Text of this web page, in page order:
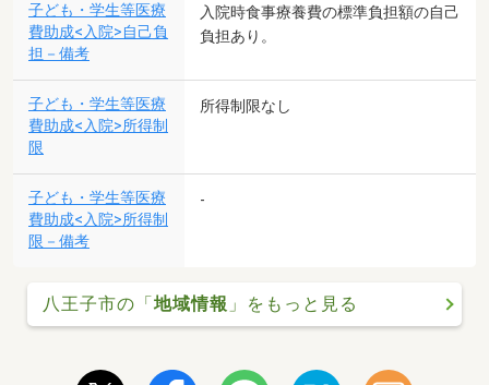
子ども・学生等医療
費助成<入院>自己負
担－備考
入院時食事療養費の標準負担額の自己
負担あり。
子ども・学生等医療
費助成<入院>所得制
限
所得制限なし
子ども・学生等医療
費助成<入院>所得制
限－備考
-
八王子市の「地域情報 」をもっと見る